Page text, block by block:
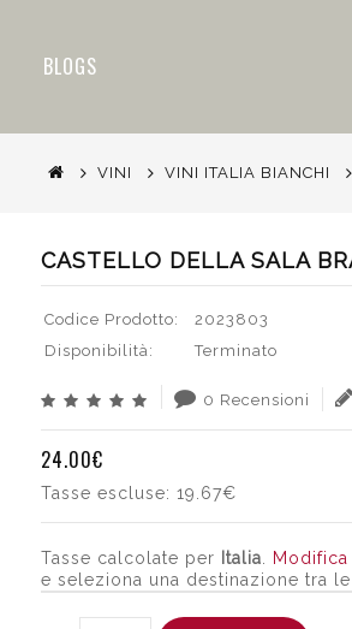
BLOGS
VINI VINI ITALIA BIANCHI
CASTELLO DELLA SALA
Codice Prodotto:
2023803
Disponibilità:
Terminato
0 Recensioni
24.00€
Tasse escluse: 19.67€
Tasse calcolate per Italia
Modifica
e seleziona una destinazione tra